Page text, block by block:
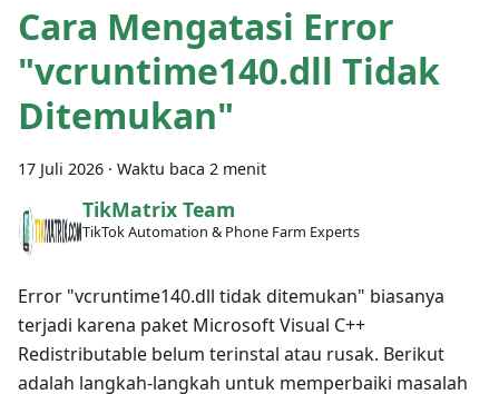
Cara Mengatasi Error
"vcruntime140.dll Tidak
Ditemukan"
17 Juli 2026 · Waktu baca 2 menit
TikMatrix Team
TikTok Automation & Phone Farm Experts
Error "vcruntime140.dll tidak ditemukan" biasanya
terjadi karena paket Microsoft Visual C++
Redistributable belum terinstal atau rusak. Berikut
adalah langkah-langkah untuk memperbaiki masalah